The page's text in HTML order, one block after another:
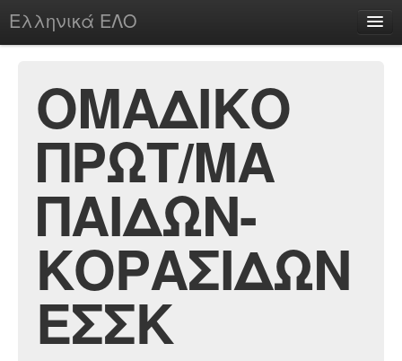
Ελληνικά ΕΛΟ
chesstu.be @ discord
Login
ΟΜΑΔΙΚΟ
ΠΡΩΤ/ΜΑ
ΠΑΙΔΩΝ-
ΚΟΡΑΣΙΔΩΝ
ΕΣΣΚ